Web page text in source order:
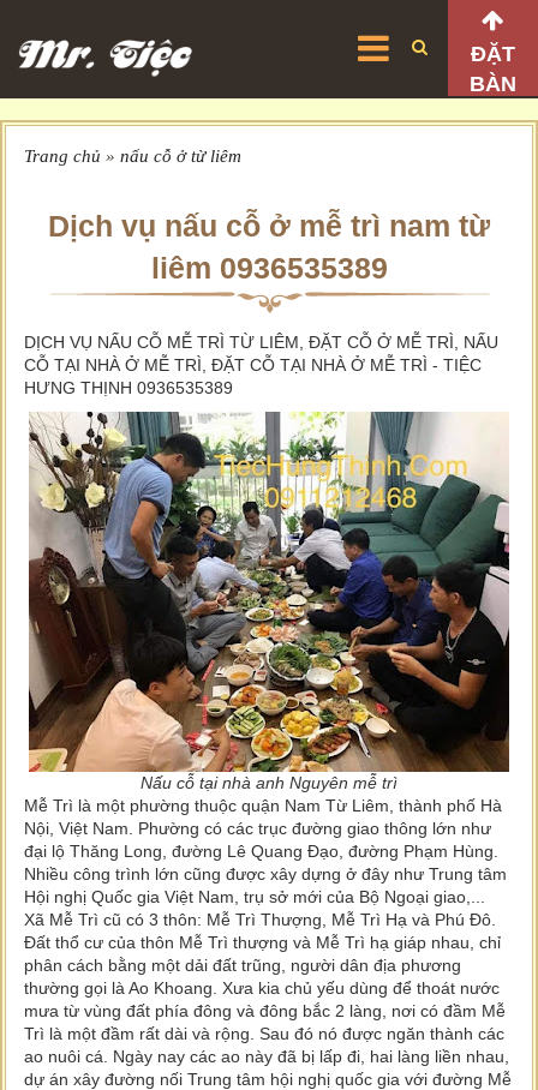
ĐẶT
BÀN
Trang chủ » nấu cỗ ở từ liêm
Dịch vụ nấu cỗ ở mễ trì nam từ
liêm 0936535389
DỊCH VỤ NẤU CỖ MỄ TRÌ TỪ LIÊM, ĐẶT CỖ Ở MỄ TRÌ, NẤU
CỖ TẠI NHÀ Ở MỄ TRÌ, ĐẶT CỖ TẠI NHÀ Ở MỄ TRÌ - TIỆC
HƯNG THỊNH 0936535389
Nấu cỗ tại nhà anh Nguyên mễ trì
Mễ Trì là một phường thuộc quận Nam Từ Liêm, thành phố Hà
Nội, Việt Nam. Phường có các trục đường giao thông lớn như
đại lộ Thăng Long, đường Lê Quang Đạo, đường Phạm Hùng.
Nhiều công trình lớn cũng được xây dựng ở đây như Trung tâm
Hội nghị Quốc gia Việt Nam, trụ sở mới của Bộ Ngoại giao,...
Xã Mễ Trì cũ có 3 thôn: Mễ Trì Thượng, Mễ Trì Hạ và Phú Đô.
Đất thổ cư của thôn Mễ Trì thượng và Mễ Trì hạ giáp nhau, chỉ
phân cách bằng một dải đất trũng, người dân địa phương
thường gọi là Ao Khoang. Xưa kia chủ yếu dùng để thoát nước
mưa từ vùng đất phía đông và đông bắc 2 làng, nơi có đầm Mễ
Trì là một đầm rất dài và rộng. Sau đó nó được ngăn thành các
ao nuôi cá. Ngày nay các ao này đã bị lấp đi, hai làng liền nhau,
dự án xây đường nối Trung tâm hội nghị quốc gia với đường Mễ